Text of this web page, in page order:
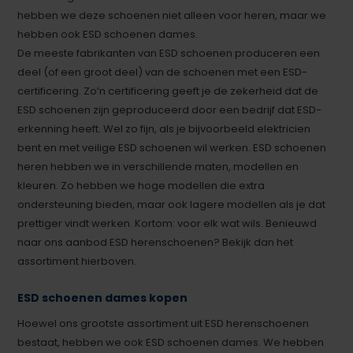
hebben we deze schoenen niet alleen voor heren, maar we
hebben ook ESD schoenen dames.
De meeste fabrikanten van ESD schoenen produceren een
deel (of een groot deel) van de schoenen met een ESD-
certificering. Zo’n certificering geeft je de zekerheid dat de
ESD schoenen zijn geproduceerd door een bedrijf dat ESD-
erkenning heeft. Wel zo fijn, als je bijvoorbeeld elektricien
bent en met veilige ESD schoenen wil werken. ESD schoenen
heren hebben we in verschillende maten, modellen en
kleuren. Zo hebben we hoge modellen die extra
ondersteuning bieden, maar ook lagere modellen als je dat
prettiger vindt werken. Kortom: voor elk wat wils. Benieuwd
naar ons aanbod ESD herenschoenen? Bekijk dan het
assortiment hierboven.
ESD schoenen dames kopen
Hoewel ons grootste assortiment uit ESD herenschoenen
bestaat, hebben we ook ESD schoenen dames. We hebben